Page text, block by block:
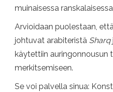
muinaisessa
Arvioidaan puolestaan,
johtuvat arabiteristä Sharq
käytettiin auringonnousun
merkitsemiseen.
Se voi palvella sinua: